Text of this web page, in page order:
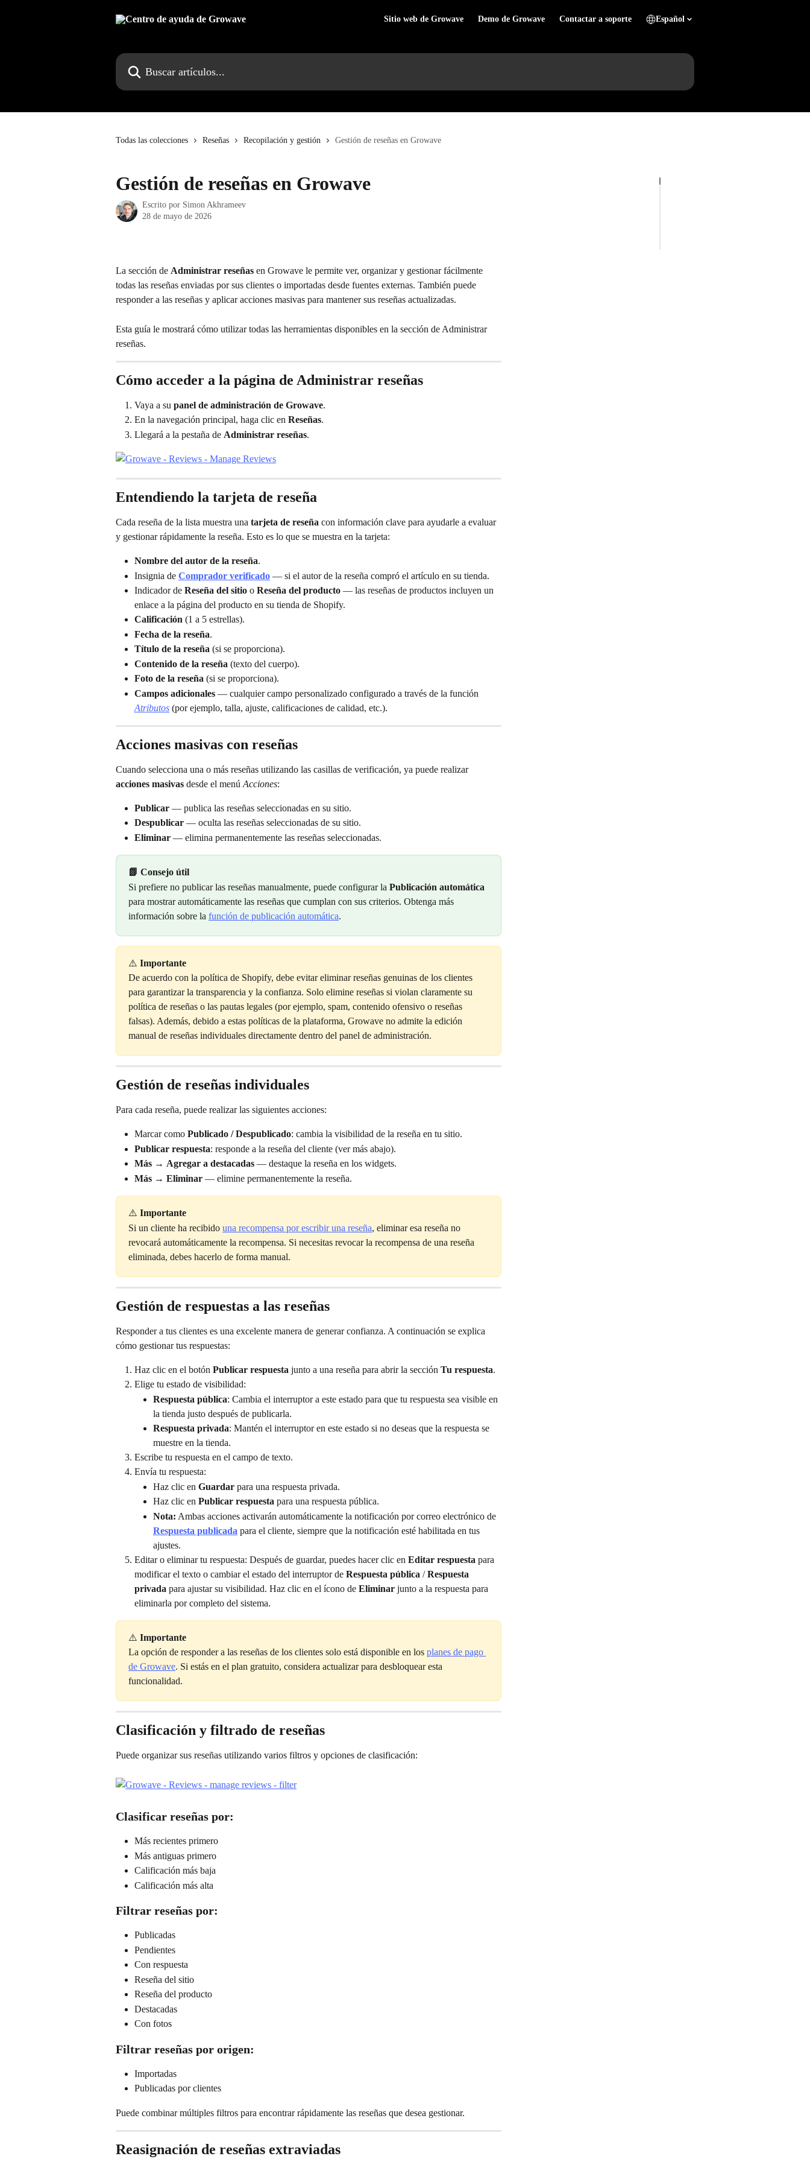
Sitio web de Growave Demo de Growave Contactar a soporte Español
Buscar artículos...
Todas las colecciones Reseñas Recopilación y gestión Gestión de reseñas en Growave
Gestión de reseñas en Growave
Escrito por Simon Akhrameev
28 de mayo de 2026
La sección de Administrar reseñas en Growave le permite ver, organizar y gestionar fácilmente
todas las reseñas enviadas por sus clientes o importadas desde fuentes externas. También puede
responder a las reseñas y aplicar acciones masivas para mantener sus reseñas actualizadas.
Esta guía le mostrará cómo utilizar todas las herramientas disponibles en la sección de Administrar
reseñas.
Cómo acceder a la página de Administrar reseñas
Vaya a su panel de administración de Growave.
En la navegación principal, haga clic en Reseñas.
Llegará a la pestaña de Administrar reseñas.
Entendiendo la tarjeta de reseña
Cada reseña de la lista muestra una tarjeta de reseña con información clave para ayudarle a evaluar
y gestionar rápidamente la reseña. Esto es lo que se muestra en la tarjeta:
Nombre del autor de la reseña.
Insignia de Comprador verificado — si el autor de la reseña compró el artículo en su tienda.
Indicador de Reseña del sitio o Reseña del producto — las reseñas de productos incluyen un
enlace a la página del producto en su tienda de Shopify.
Calificación (1 a 5 estrellas).
Fecha de la reseña.
Título de la reseña (si se proporciona).
Contenido de la reseña (texto del cuerpo).
Foto de la reseña (si se proporciona).
Campos adicionales — cualquier campo personalizado configurado a través de la función
Atributos (por ejemplo, talla, ajuste, calificaciones de calidad, etc.).
Acciones masivas con reseñas
Cuando selecciona una o más reseñas utilizando las casillas de verificación, ya puede realizar
acciones masivas desde el menú Acciones:
Publicar — publica las reseñas seleccionadas en su sitio.
Despublicar — oculta las reseñas seleccionadas de su sitio.
Eliminar — elimina permanentemente las reseñas seleccionadas.
📗 Consejo útil
Si prefiere no publicar las reseñas manualmente, puede configurar la Publicación automática
para mostrar automáticamente las reseñas que cumplan con sus criterios. Obtenga más
información sobre la función de publicación automática.
⚠️ Importante
De acuerdo con la política de Shopify, debe evitar eliminar reseñas genuinas de los clientes
para garantizar la transparencia y la confianza. Solo elimine reseñas si violan claramente su
política de reseñas o las pautas legales (por ejemplo, spam, contenido ofensivo o reseñas
falsas). Además, debido a estas políticas de la plataforma, Growave no admite la edición
manual de reseñas individuales directamente dentro del panel de administración.
Gestión de reseñas individuales
Para cada reseña, puede realizar las siguientes acciones:
Marcar como Publicado / Despublicado: cambia la visibilidad de la reseña en tu sitio.
Publicar respuesta: responde a la reseña del cliente (ver más abajo).
Más → Agregar a destacadas — destaque la reseña en los widgets.
Más → Eliminar — elimine permanentemente la reseña.
⚠️ Importante
Si un cliente ha recibido una recompensa por escribir una reseña, eliminar esa reseña no
revocará automáticamente la recompensa. Si necesitas revocar la recompensa de una reseña
eliminada, debes hacerlo de forma manual.
Gestión de respuestas a las reseñas
Responder a tus clientes es una excelente manera de generar confianza. A continuación se explica
cómo gestionar tus respuestas:
Haz clic en el botón Publicar respuesta junto a una reseña para abrir la sección Tu respuesta.
Elige tu estado de visibilidad:
Respuesta pública: Cambia el interruptor a este estado para que tu respuesta sea visible en
la tienda justo después de publicarla.
Respuesta privada: Mantén el interruptor en este estado si no deseas que la respuesta se
muestre en la tienda.
Escribe tu respuesta en el campo de texto.
Envía tu respuesta:
Haz clic en Guardar para una respuesta privada.
Haz clic en Publicar respuesta para una respuesta pública.
Nota: Ambas acciones activarán automáticamente la notificación por correo electrónico de
Respuesta publicada para el cliente, siempre que la notificación esté habilitada en tus
ajustes.
Editar o eliminar tu respuesta: Después de guardar, puedes hacer clic en Editar respuesta para
modificar el texto o cambiar el estado del interruptor de Respuesta pública / Respuesta
privada para ajustar su visibilidad. Haz clic en el ícono de Eliminar junto a la respuesta para
eliminarla por completo del sistema.
⚠️ Importante
La opción de responder a las reseñas de los clientes solo está disponible en los planes de pago
de Growave. Si estás en el plan gratuito, considera actualizar para desbloquear esta
funcionalidad.
Clasificación y filtrado de reseñas
Puede organizar sus reseñas utilizando varios filtros y opciones de clasificación:
Clasificar reseñas por:
Más recientes primero
Más antiguas primero
Calificación más baja
Calificación más alta
Filtrar reseñas por:
Publicadas
Pendientes
Con respuesta
Reseña del sitio
Reseña del producto
Destacadas
Con fotos
Filtrar reseñas por origen:
Importadas
Publicadas por clientes
Puede combinar múltiples filtros para encontrar rápidamente las reseñas que desea gestionar.
Reasignación de reseñas extraviadas